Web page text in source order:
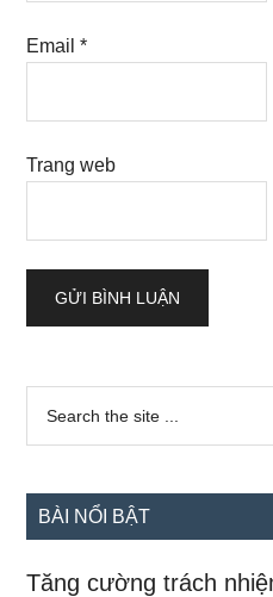
Email*
Trang web
Sidebar
chính
...
BÀI NỔI BẬT
Tăng cường trách